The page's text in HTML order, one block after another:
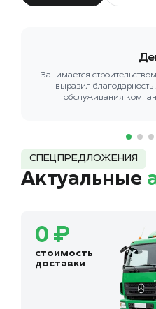
Занимается
выразил
обслуживания
СПЕЦПРЕДЛОЖЕНИЯ
Актуальные
0 ₽
стоимость
доставки